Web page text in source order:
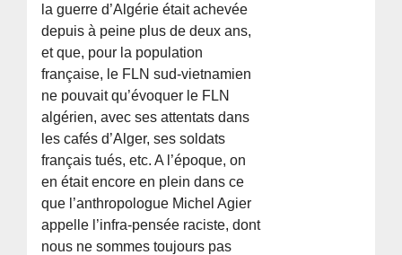
la guerre d’Algérie était achevée
depuis à peine plus de deux ans,
et que, pour la population
française, le FLN sud-vietnamien
ne pouvait qu’évoquer le FLN
algérien, avec ses attentats dans
les cafés d’Alger, ses soldats
français tués, etc. A l’époque, on
en était encore en plein dans ce
que l’anthropologue Michel Agier
appelle l’infra-pensée raciste, dont
nous ne sommes toujours pas